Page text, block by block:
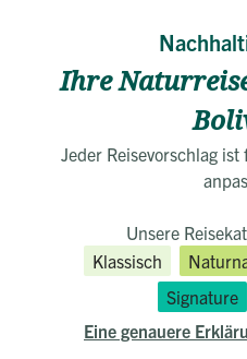
Ihre
Jeder Reisevorschlag
Unsere
Klassisch
Signature
Eine genauere